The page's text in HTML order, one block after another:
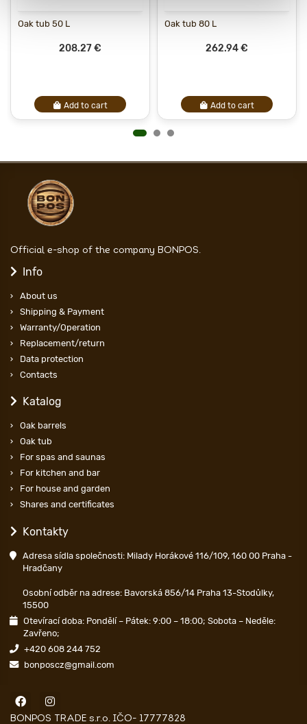
Oak tub 50 L
208.27 €
Add to cart
Oak tub 80 L
262.94 €
Add to cart
Official e-shop of the company BONPOS.
Info
About us
Shipping & Payment
Warranty/Operation
Replacement/return
Data protection
Contacts
Katalog
Oak barrels
Oak tub
For spas and saunas
For kitchen and bar
For house and garden
Shares and certificates
Kontakty
Adresa sídla společnosti: Milady Horákové 116/109, 160 00 Praha -
Hradčany
Osobní odběr na adrese: Bavorská 856/14 Praha 13-Stodůlky,
15500
Otevírací doba: Pondělí – Pátek: 9:00 – 18:00; Sobota – Neděle:
Zavřeno;
+420 608 244 752
bonposcz@gmail.com
BONPOS TRADE s.r.o. IČO- 17777828